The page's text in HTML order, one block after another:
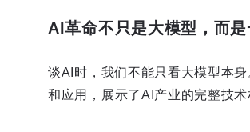
AI革命不只是大模型，而
谈AI时，我们不能只看大模型本
和应用，展示了AI产业的完整技